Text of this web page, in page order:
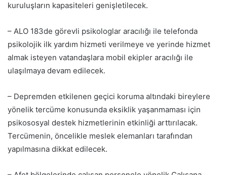
kuruluşların kapasiteleri genişletilecek.
– ALO 183de görevli psikologlar aracılığı ile telefonda
psikolojik ilk yardım hizmeti verilmeye ve yerinde hizmet
almak isteyen vatandaşlara mobil ekipler aracılığı ile
ulaşılmaya devam edilecek.
– Depremden etkilenen geçici koruma altındaki bireylere
yönelik tercüme konusunda eksiklik yaşanmaması için
psikososyal destek hizmetlerinin etkinliği arttırılacak.
Tercümenin, öncelikle meslek elemanları tarafından
yapılmasına dikkat edilecek.